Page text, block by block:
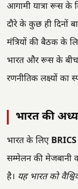
आगामी यात्रा रूस के
दौरे के कुछ ही दिनों
मंत्रियों की बैठक के
भारत और रूस के
रणनीतिक लक्ष्यों का
भारत की
भारत के लिए BRICS
सम्मेलन की मेजबानी
है। यह भारत को